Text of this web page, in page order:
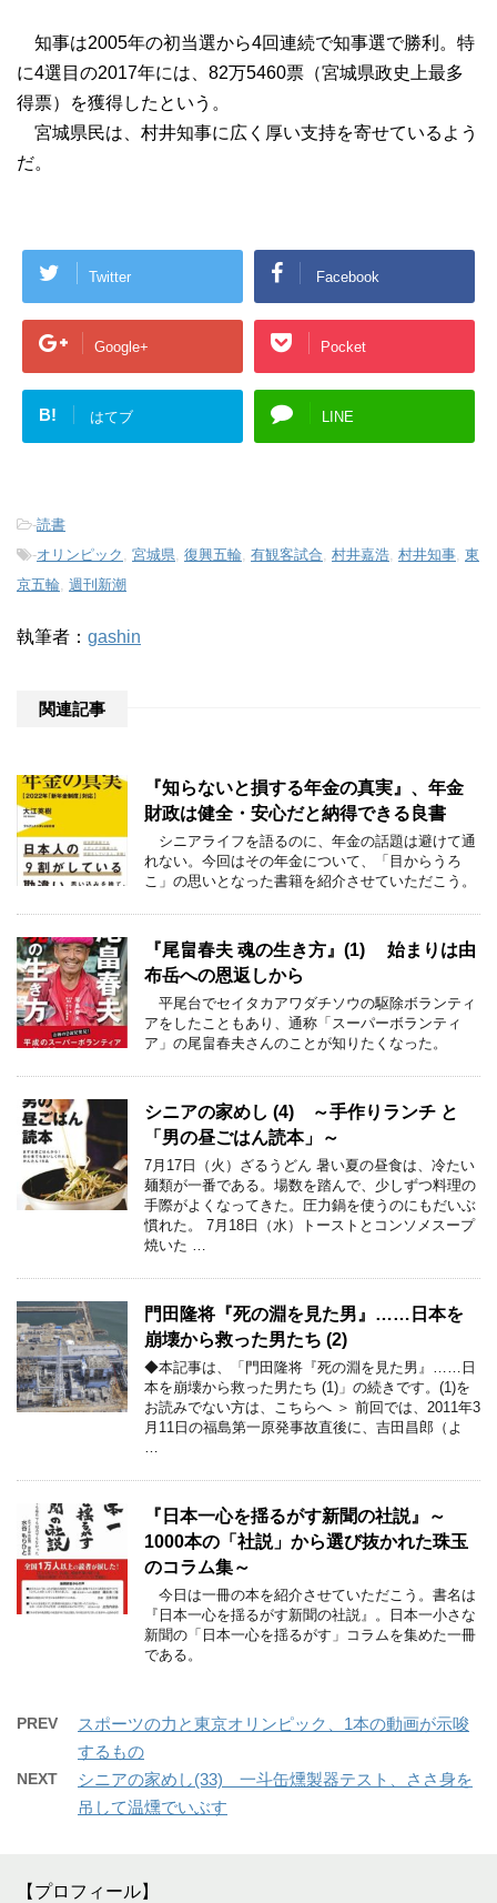
知事は2005年の初当選から4回連続で知事選で勝利。特
に4選目の2017年には、82万5460票（宮城県政史上最多
得票）を獲得したという。
宮城県民は、村井知事に広く厚い支持を寄せているよう
だ。
Twitter Facebook
Google+ Pocket
B! はてブ LINE
-読書
-オリンピック , 宮城県, 復興五輪, 有観客試合, 村井嘉浩, 村井知事, 東
京五輪, 週刊新潮
執筆者： gashin
関連記事
『知らないと損する年金の真実』、年金
財政は健全・安心だと納得できる良書
シニアライフを語るのに、年金の話題は避けて通
れない。今回はその年金について、「目からうろ
こ」の思いとなった書籍を紹介させていただこう。
『尾畠春夫 魂の生き方』(1) 始まりは由
布岳への恩返しから
平尾台でセイタカアワダチソウの駆除ボランティ
アをしたこともあり、通称「スーパーボランティ
ア」の尾畠春夫さんのことが知りたくなった。
シニアの家めし (4) ～手作りランチ と
「男の昼ごはん読本」～
7月17日（火）ざるうどん 暑い夏の昼食は、冷たい
麺類が一番である。場数を踏んで、少しずつ料理の
手際がよくなってきた。圧力鍋を使うのにもだいぶ
慣れた。 7月18日（水）トーストとコンソメスープ
焼いた …
門田隆将『死の淵を見た男』……日本を
崩壊から救った男たち (2)
◆本記事は、「門田隆将『死の淵を見た男』……日
本を崩壊から救った男たち (1)」の続きです。(1)を
お読みでない方は、こちらへ ＞ 前回では、2011年3
月11日の福島第一原発事故直後に、吉田昌郎（よ
…
『日本一心を揺るがす新聞の社説』～
1000本の「社説」から選び抜かれた珠玉
のコラム集～
今日は一冊の本を紹介させていただこう。書名は
『日本一心を揺るがす新聞の社説』。日本一小さな
新聞の「日本一心を揺るがす」コラムを集めた一冊
である。
PREV
スポーツの力と東京オリンピック、1本の動画が示唆
するもの
NEXT
シニアの家めし(33) 一斗缶燻製器テスト、ささ身を
吊して温燻でいぶす
【プロフィール】